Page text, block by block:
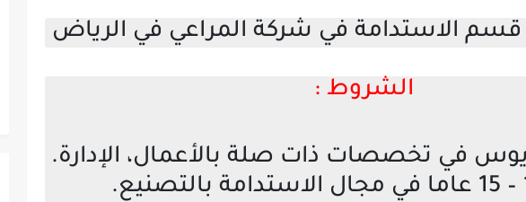
الاستدامة في شركة المراعي في الرياض
الشروط :
في تخصصات ذات صلة بالأعمال، الإدارة.